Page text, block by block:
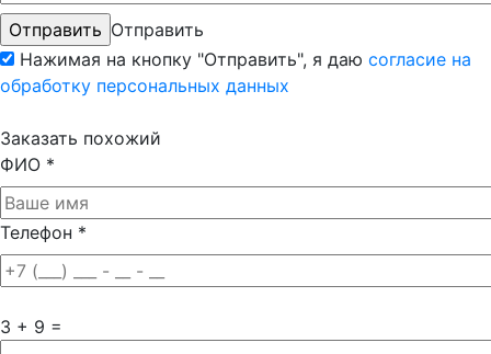
Отправить
Нажимая на кнопку "Отправить", я даю согласие на
обработку персональных данных
Заказать похожий
ФИО *
Телефон *
3 + 9 =